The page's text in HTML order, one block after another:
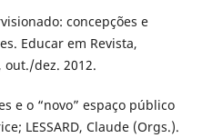
concepções e
Educar em Revista,
out./dez. 2012.
e o “novo” espaço público
LESSARD, Claude (Orgs.).